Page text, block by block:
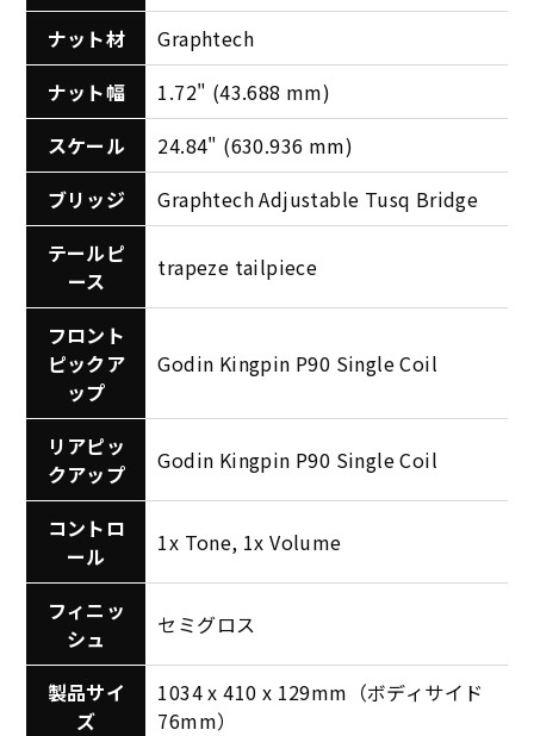
ナット材
Graphtech
ナット幅
1.72" (43.688 mm)
スケール
24.84" (630.936 mm)
ブリッジ
Graphtech Adjustable Tusq Bridge
テールピ
ース
trapeze tailpiece
フロント
ピックア
ップ
Godin Kingpin P90 Single Coil
リアピッ
クアップ
Godin Kingpin P90 Single Coil
コントロ
ール
1x Tone, 1x Volume
フィニッ
シュ
セミグロス
製品サイ
ズ
1034 x 410 x 129mm（ボディサイド
76mm）